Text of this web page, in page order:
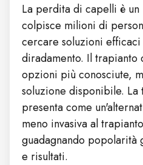
La perdita di capelli è
colpisce milioni di
cercare soluzioni
diradamento. Il trapianto
opzioni più conosciute,
soluzione disponibile.
presenta come
meno invasiva al
guadagnando popolarità
e risultati.